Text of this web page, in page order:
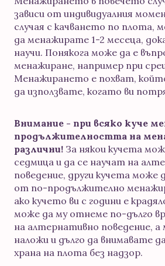
зависи от индивидуалния
случая с качването по плота,
да менажирате 1-2 месеца,
научи. Понякога може да е
менажиране, например при
Менажирането е похват,
да използвате, когато ви
Внимание - при всяко куче
продължителността на
различни! За някои кучета
седмица и да се научат на
поведение, други кучета може
от по-продължително
ако кучето ви с години е
може да му отнеме по-дълго
на алтернативно поведение, а
наложи и дълго да внимавате
храна на плота без надзор.